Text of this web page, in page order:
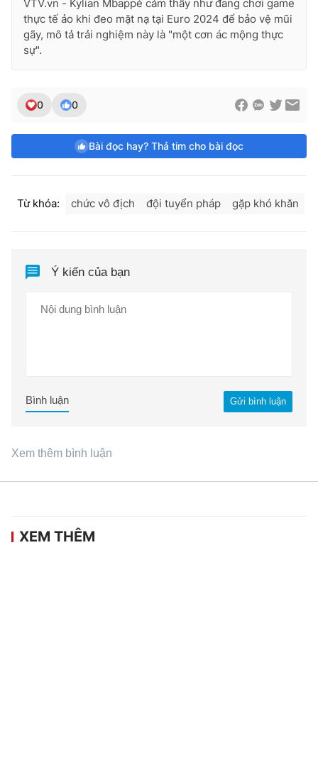
VTV.vn - Kylian Mbappé cảm thấy như đang chơi game
thực tế ảo khi đeo mặt nạ tại Euro 2024 để bảo vệ mũi
gãy, mô tả trải nghiệm này là "một cơn ác mộng thực
sự".
0 0
Bài đọc hay? Thả tim cho bài đọc
Từ khóa: chức vô địch đội tuyển pháp gặp khó khăn
Ý kiến của bạn
Gửi bình luận
Bình luận
Xem thêm bình luận
XEM THÊM